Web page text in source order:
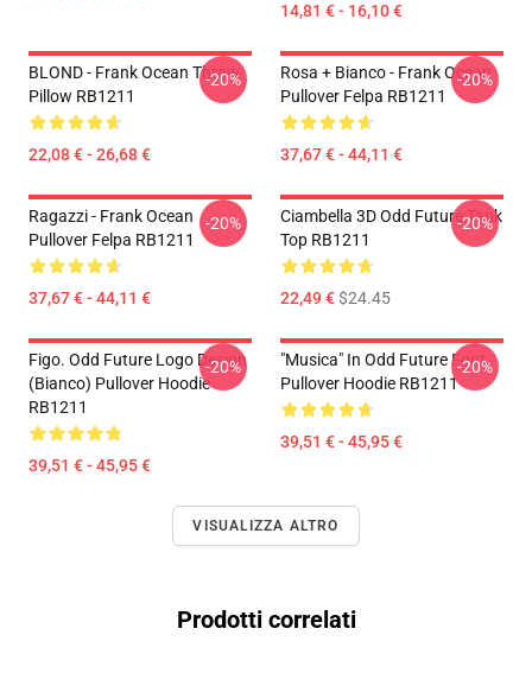
14,81 € - 16,10 €
BLOND - Frank Ocean Throw
Pillow RB1211
22,08 € - 26,68 €
-20%
Rosa + Bianco - Frank Ocean
Pullover Felpa RB1211
37,67 € - 44,11 €
-20%
Ragazzi - Frank Ocean
Pullover Felpa RB1211
37,67 € - 44,11 €
-20%
Ciambella 3D Odd Future Tank
Top RB1211
22,49 €$24.45
-20%
Figo. Odd Future Logo Design
(bianco) Pullover Hoodie
RB1211
39,51 € - 45,95 €
-20%
"Musica" In Odd Future Font
Pullover Hoodie RB1211
39,51 € - 45,95 €
-20%
VISUALIZZA ALTRO
Prodotti correlati